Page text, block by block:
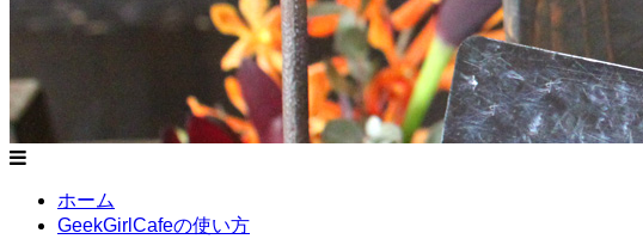
ホーム
GeekGirlCafeの使い方